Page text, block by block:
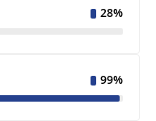
28%
99%